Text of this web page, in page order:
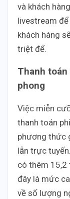
và khách
livestream
khách hàng
triệt để.
Thanh
phong
Việc miễn
thanh toán
phương thức
lẫn trực
có thêm 15,2
đây là mức
về số lượng